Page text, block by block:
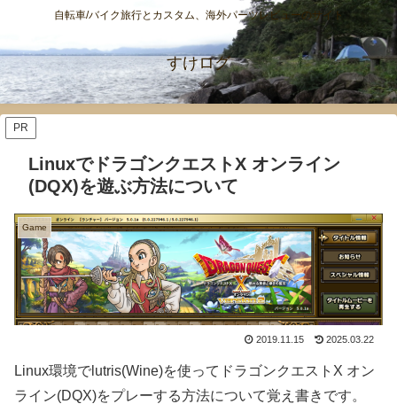
自転車/バイク旅行とカスタム、海外パーツレビューのサイト
すけログ
PR
LinuxでドラゴンクエストX オンライン
(DQX)を遊ぶ方法について
Game
2019.11.15 2025.03.22
Linux環境でlutris(Wine)を使ってドラゴンクエストX オン
ライン(DQX)をプレーする方法について覚え書きです。